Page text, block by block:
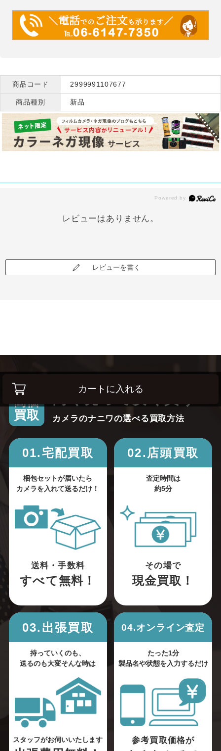
カートに入れる
商品コード 2999991107677
商品種別 新品
レビューはありません。
レビューを書く
高価
買取
高く売って安く買う！
カメラのナニワの選べる買取方法
01.宅配買取
梱包セットが届いたら
カメラを入れて送るだけ！
送料・手数料
すべて無料！
02.店頭買取
査定時間は
約5分
その場で
現金買取！
03.出張買取
持っていくのも、
送るのも大変そんな時は
スタッフがお伺いいたします
04.オンライン査定
たった1分
製品名や状態を入力するだけ
参考買取価格が